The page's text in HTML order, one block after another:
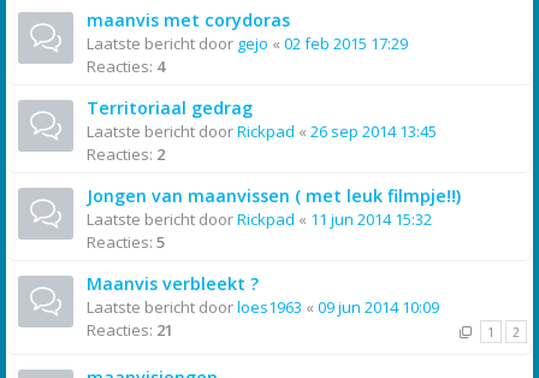
maanvis met corydoras
Laatste bericht door gejo « 02 feb 2015 17:29
Reacties: 4
Territoriaal gedrag
Laatste bericht doorRickpad « 26 sep 2014 13:45
Reacties: 2
Jongen van maanvissen ( met leuk filmpje!!)
Laatste bericht doorRickpad « 11 jun 2014 15:32
Reacties: 5
Maanvis verbleekt ?
Laatste bericht doorloes1963 « 09 jun 2014 10:09
Reacties: 21 1 2